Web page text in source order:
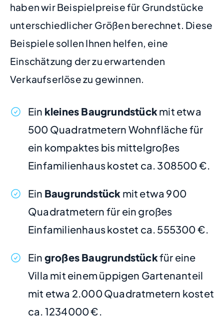
haben wir Beispielpreise für Grundstücke
unterschiedlicher Größen berechnet. Diese
Beispiele sollen Ihnen helfen, eine
Einschätzung der zu erwartenden
Verkaufserlöse zu gewinnen.
Ein kleines Baugrundstückmit etwa
500 Quadratmetern Wohnfläche für
ein kompaktes bis mittelgroßes
Einfamilienhaus kostet ca. 308500 €.
Ein Baugrundstück mit etwa 900
Quadratmetern für ein großes
Einfamilienhaus kostet ca. 555300 €.
Ein großes Baugrundstückfür eine
Villa mit einem üppigen Gartenanteil
mit etwa 2.000 Quadratmetern kostet
ca. 1234000 €.